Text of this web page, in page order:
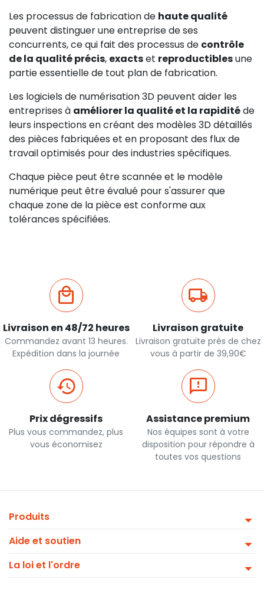
Les processus de fabrication de haute qualité
peuvent distinguer une entreprise de ses
concurrents, ce qui fait des processus de contrôle
de la qualité précis, exactset reproductiblesune
partie essentielle de tout plan de fabrication.
Les logiciels de numérisation 3D peuvent aider les
entreprises à améliorer la qualité et la rapiditéde
leurs inspections en créant des modèles 3D détaillés
des pièces fabriquées et en proposant des flux de
travail optimisés pour des industries spécifiques.
Chaque pièce peut être scannée et le modèle
numérique peut être évalué pour s'assurer que
chaque zone de la pièce est conforme aux
tolérances spécifiées.
Livraison en 48/72 heures
Commandez avant 13 heures.
Expédition dans la journée
Livraison gratuite
Livraison gratuite près de chez
vous à partir de 39,90€
Prix dégressifs
Plus vous commandez, plus
vous économisez
Assistance premium
Nos équipes sont à votre
disposition pour répondre à
toutes vos questions
Produits
Aide et soutien
La loi et l'ordre